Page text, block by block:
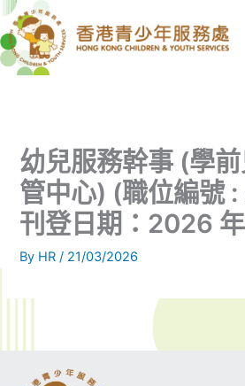
跳
至
主
幼兒服務幹事 (學
管中心) (職位編號
刊登日期：2026
By HR/ 21/03/2026